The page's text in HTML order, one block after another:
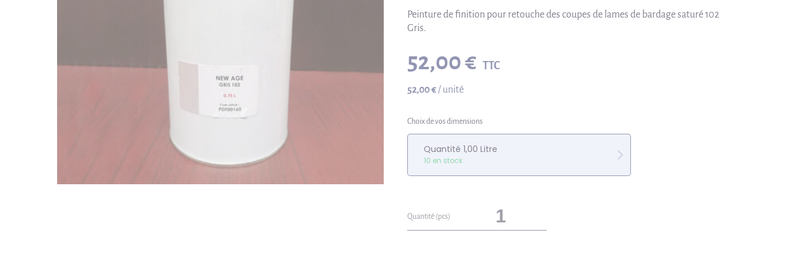
Peinture de finition pour retouche des coupes de lames de bardage saturé 102
Gris.
52,00 € TTC
52,00 € / unité
Choix de vos dimensions
Quantité 1,00 Litre
10 en stock
Quantité (pcs)